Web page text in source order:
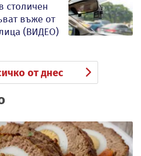
столичен
въже от
(ВИДЕО)
от днес